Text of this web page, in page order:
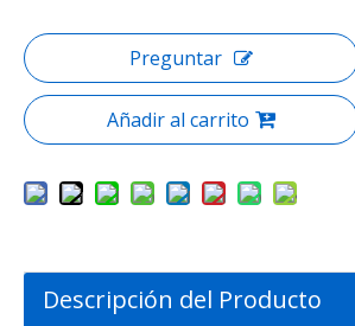
Preguntar
Añadir al carrito
Descripción del Producto